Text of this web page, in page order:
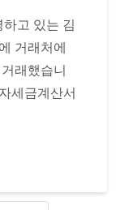
하고 있는 김
거래처에
래했습니
세금계산서